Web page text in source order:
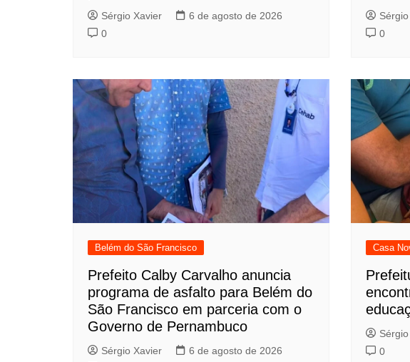
Sérgio Xavier
6 de agosto de 2026
0
0
Belém do São Francisco
Prefeito Calby Carvalho anuncia
programa de asfalto para Belém do
São Francisco em parceria com o
Governo de Pernambuco
Sérgio Xavier
6 de agosto de 2026
Casa
0